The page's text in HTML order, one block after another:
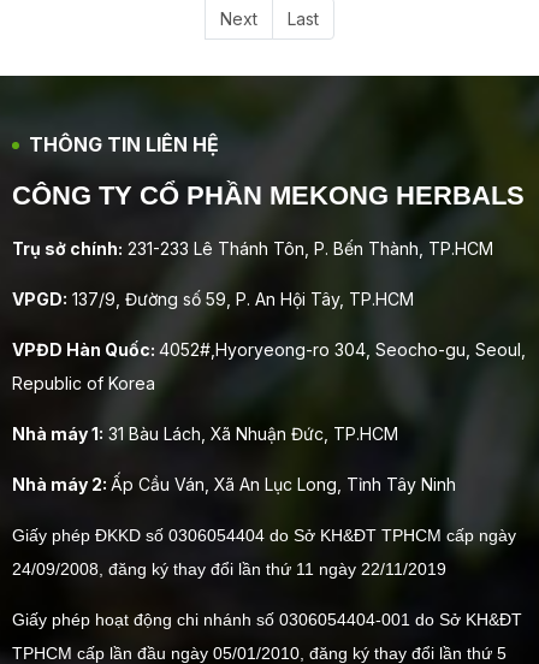
Next Last
THÔNG TIN LIÊN HỆ
CÔNG TY CỔ PHẦN MEKONG HERBALS
Trụ sở chính: 231-233 Lê Thánh Tôn, P. Bến Thành, TP.HCM
VPGD: 137/9, Đường số 59, P. An Hội Tây, TP.HCM
VPĐD Hàn Quốc: 4052#,Hyoryeong-ro 304, Seocho-gu, Seoul,
Republic of Korea
Nhà máy 1: 31 Bàu Lách, Xã Nhuận Đức, TP.HCM
Nhà máy 2: Ấp Cầu Ván, Xã An Lục Long, Tỉnh Tây Ninh
Giấy phép ĐKKD số 0306054404 do Sở KH&ĐT TPHCM cấp ngày
24/09/2008, đăng ký thay đổi lần thứ 11 ngày 22/11/2019
Giấy phép hoạt động chi nhánh số 0306054404-001 do Sở KH&ĐT
TPHCM cấp lần đầu ngày 05/01/2010, đăng ký thay đổi lần thứ 5